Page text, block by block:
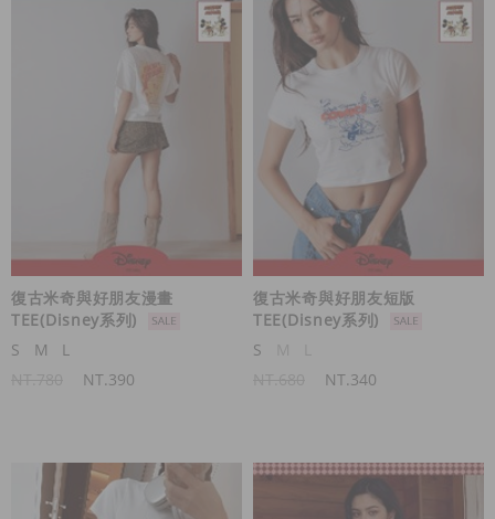
復古米奇與好朋友漫畫
TEE(Disney系列)
S
M
L
NT.390
復古米奇與好朋友短版
TEE(Disney系列)
S
NT.340